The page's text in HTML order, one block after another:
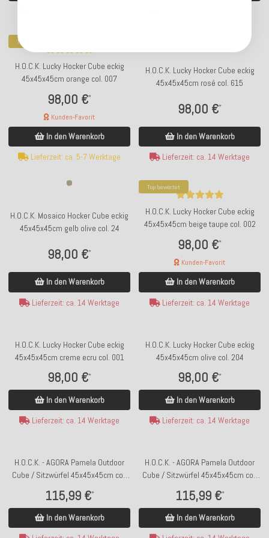
Top bewertet
H.O.C.K. Lucky Hocker Cube eckig
45x45x45cm orange col. 007
98,00 €*
Kunden-Favorit
In den Warenkorb
Lieferzeit: ca. 5-7 Werktage
H.O.C.K. Lucky Hocker Cube eckig
45x45x45cm rosé col. 615
98,00 €*
In den Warenkorb
Lieferzeit: ca. 14 Werktage
H.O.C.K. Mosaico Hocker Cube eckig
45x45x45cm gelb olive col. 24
98,00 €*
In den Warenkorb
Lieferzeit: ca. 14 Werktage
Top bewertet
H.O.C.K. Lucky Hocker Cube eckig
45x45x45cm beige taupe col. 002
98,00 €*
Kunden-Favorit
In den Warenkorb
Lieferzeit: ca. 14 Werktage
H.O.C.K. Lucky Hocker Cube eckig
45x45x45cm creme ecru col. 001
98,00 €*
In den Warenkorb
Lieferzeit: ca. 14 Werktage
H.O.C.K. Lucky Hocker Cube eckig
45x45x45cm olive col. 204
98,00 €*
In den Warenkorb
Lieferzeit: ca. 14 Werktage
H.O.C.K. - AGORA Pamela Outdoor
Cube / Sitzwürfel 45x45x45cm col.
115,99 €*
In den Warenkorb
H.O.C.K. - AGORA Pamela Outdoor
Cube / Sitzwürfel 45x45x45cm col.
115,99 €*
In den Warenkorb